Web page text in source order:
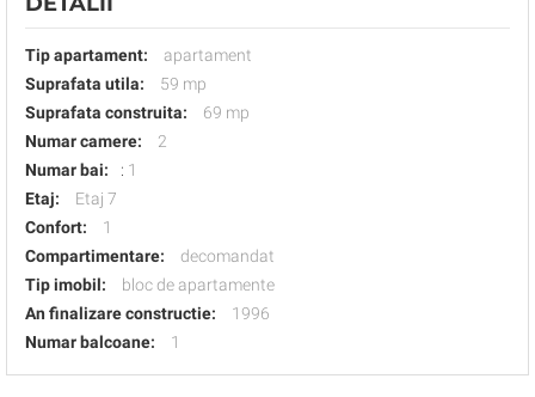
Tip apartament:
apartament
Suprafata utila:
59 mp
Suprafata construita:
69 mp
Numar camere:
2
Numar bai:
: 1
Etaj:
Etaj 7
Confort:
1
Compartimentare:
decomandat
Tip imobil:
bloc de apartamente
An finalizare constructie:
1996
Numar balcoane:
1